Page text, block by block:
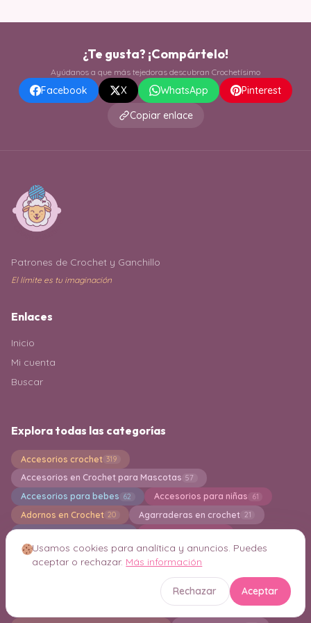
¿Te gusta? ¡Compártelo!
Ayúdanos a que más tejedoras descubran Crochetísimo
Facebook X WhatsApp
Pinterest
Copiar enlace
Patrones de Crochet y Ganchillo
El límite es tu imaginación
Enlaces
Inicio
Mi cuenta
Buscar
Explora todas las categorías
Accesorios crochet 319
Accesorios en Crochet para Mascotas 57
Accesorios para bebes 62 Accesorios para niñas 61
Adornos en Crochet 20 Agarraderas en crochet 21
Alfombras en Crochet Almohadones
Amigurumi Gnomo 20 Amigurumi Navideño 80
Amigurumi para Principiantes
Bandoleras en crochet 5
27
Usamos cookies para analítica y anuncios. Puedes
aceptar o rechazar. Más información
Rechazar Aceptar